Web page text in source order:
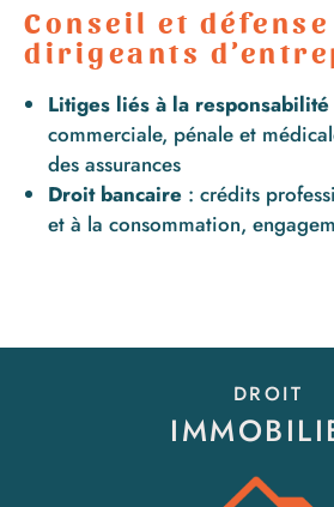
Conseil et défense
dirigeants
Litiges liés à la responsabilité
commerciale, pénale et
des assurances
Droit bancaire : crédits
et à la consommation,
DROIT